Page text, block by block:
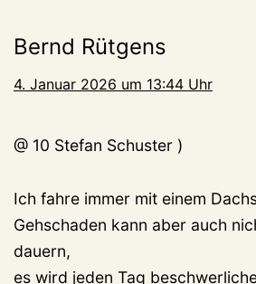
Bernd Rütgens
4. Januar 2026 um 13:44 Uhr
@ 10 Stefan Schuster )
Ich fahre immer mit einem
Gehschaden kann aber auch
dauern,
es wird jeden Tag